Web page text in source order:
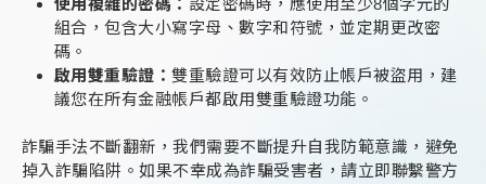
使用複雜的密碼： 設定密碼時，應使用至少8個字元的
組合，包含大小寫字母、數字和符號，並定期更改密
碼。
啟用雙重驗證：雙重驗證可以有效防止帳戶被盜用，建
議您在所有金融帳戶都啟用雙重驗證功能。
詐騙手法不斷翻新，我們需要不斷提升自我防範意識，避免
掉入詐騙陷阱。如果不幸成為詐騙受害者，請立即聯繫警方